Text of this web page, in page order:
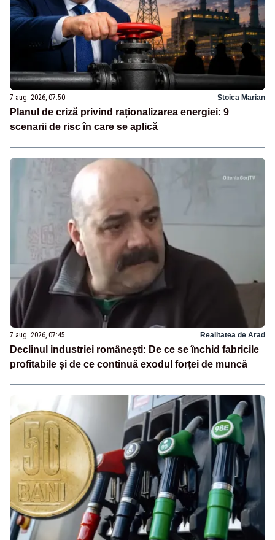
7 aug. 2026, 07:50 Stoica Marian
Planul de criză privind raționalizarea energiei: 9
scenarii de risc în care se aplică
7 aug. 2026, 07:45 Realitatea de Arad
Declinul industriei românești: De ce se închid fabricile
profitabile și de ce continuă exodul forței de muncă